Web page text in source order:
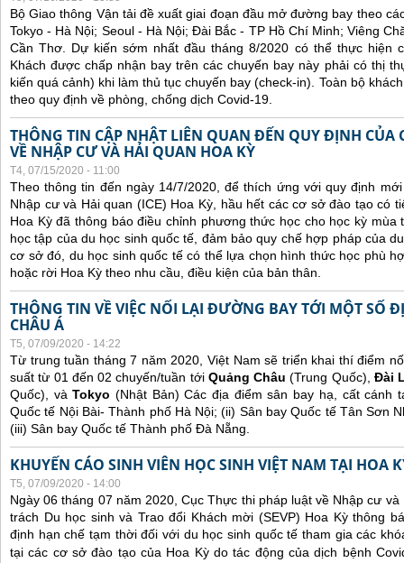
Bộ Giao thông Vận tải đề xuất giai đoạn đầu mở đường bay theo
Tokyo - Hà Nội; Seoul - Hà Nội; Đài Bắc - TP Hồ Chí Minh; Viêng
Cần Thơ. Dự kiến sớm nhất đầu tháng 8/2020 có thể thực hiện
Khách được chấp nhận bay trên các chuyến bay này phải có thị
kiến quá cảnh) khi làm thủ tục chuyến bay (check-in). Toàn bộ
theo quy định về phòng, chống dịch Covid-19.
THÔNG TIN CẬP NHẬT LIÊN QUAN ĐẾN QUY ĐỊNH CỦA
VỀ NHẬP CƯ VÀ HẢI QUAN HOA KỲ
T4, 07/15/2020 - 11:00
Theo thông tin đến ngày 14/7/2020, để thích ứng với quy định
Nhập cư và Hải quan (ICE) Hoa Kỳ, hầu hết các cơ sở đào tạo có
Hoa Kỳ đã thông báo điều chỉnh phương thức học cho học kỳ
học tập của du học sinh quốc tế, đảm bảo quy chế hợp pháp của
cơ sở đó, du học sinh quốc tế có thể lựa chọn hình thức học phù
hoặc rời Hoa Kỳ theo nhu cầu, điều kiện của bản thân.
THÔNG TIN VỀ VIỆC NỐI LẠI ĐƯỜNG BAY TỚI MỘT SỐ
CHÂU Á
T5, 07/09/2020 - 14:22
Từ trung tuần tháng 7 năm 2020, Việt Nam sẽ triển khai thí điểm
suất từ 01 đến 02 chuyến/tuần tới Quảng Châu (Trung Quốc), Đài
Quốc), vàTokyo (Nhật Bản) Các địa điểm sân bay hạ, cất cánh
Quốc tế Nội Bài- Thành phố Hà Nội; (ii) Sân bay Quốc tế Tân Sơn
(iii) Sân bay Quốc tế Thành phố Đà Nẵng.
KHUYẾN CÁO SINH VIÊN HỌC SINH VIỆT NAM TẠI HOA
T5, 07/09/2020 - 14:00
Ngày 06 tháng 07 năm 2020, Cục Thực thi pháp luật về Nhập cư
trách Du học sinh và Trao đổi Khách mời (SEVP) Hoa Kỳ thông
định hạn chế tạm thời đối với du học sinh quốc tế tham gia các
tại các cơ sở đào tạo của Hoa Kỳ do tác động của dịch bệnh